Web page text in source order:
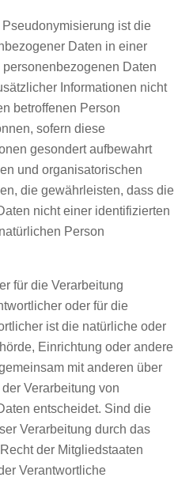
ist die
Daten in einer
Daten
Informationen nicht
betroffenen Person
sofern diese
gesondert aufbewahrt
und organisatorischen
die gewährleisten, dass die
nicht einer identifizierten
Person
für die Verarbeitung
oder für die
ist die natürliche oder
Einrichtung oder andere
mit anderen über
Verarbeitung von
entscheidet. Sind die
Verarbeitung durch das
der Mitgliedstaaten
Verantwortliche